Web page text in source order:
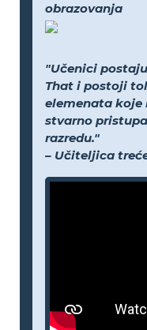
obrazovanja
"Učenici
That i postoji
elemenata koje
stvarno
razredu."
– Učiteljica